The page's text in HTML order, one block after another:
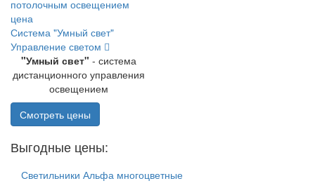
Система "Умный свет"
Управление светом
"Умный свет" - система
дистанционного управления
освещением
Смотреть цены
Выгодные цены:
Светильники Альфа многоцветные